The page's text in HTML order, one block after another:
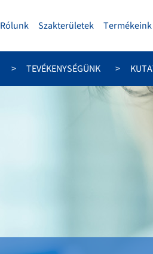
Rólunk Szakterületek Termékeink
TEVÉKENYSÉGÜNK